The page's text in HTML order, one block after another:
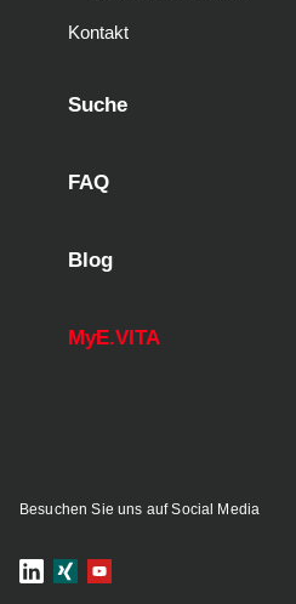
Kontakt
Suche
FAQ
Blog
MyE.VITA
Besuchen Sie uns auf Social Media